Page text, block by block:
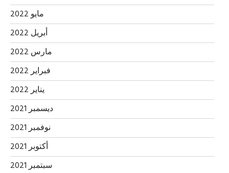
مايو 2022
أبريل 2022
مارس 2022
فبراير 2022
يناير 2022
ديسمبر 2021
نوفمبر 2021
أكتوبر 2021
سبتمبر 2021